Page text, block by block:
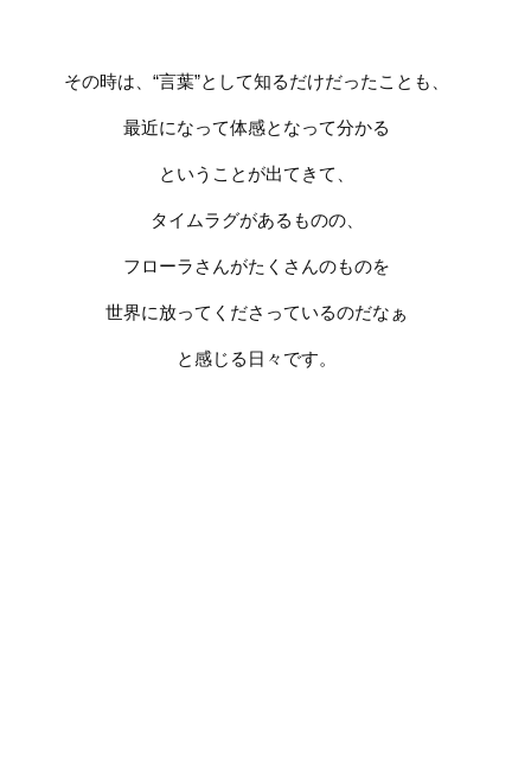
その時は、 “言葉”として知るだけだったことも、
最近になって体感となって分かる
ということが出てきて、
タイムラグがあるものの、
フローラさんがたくさんのものを
世界に放ってくださっているのだなぁ
と感じる日々です。